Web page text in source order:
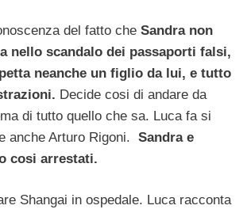
del fatto che Sandra non
nello scandalo dei passaporti falsi,
neanche un figlio da lui, e tutto
Decide cosi di andare da
di tutto quello che sa. Luca fa si
anche Arturo Rigoni. Sandra e
cosi arrestati.
Shangai in ospedale. Luca racconta